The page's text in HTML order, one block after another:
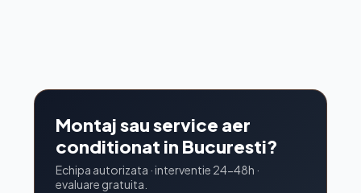
Montaj sau service aer
conditionat in Bucuresti?
Echipa autorizata · interventie 24-48h ·
evaluare gratuita.